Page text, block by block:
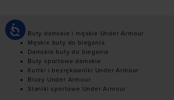
Buty damskie i męskie Under Armour
Męskie buty do biegania
Damskie buty do biegania
Buty sportowe damskie
Kurtki i bezrękawniki Under Armour
Bluzy Under Armour
Staniki sportowe Under Armour